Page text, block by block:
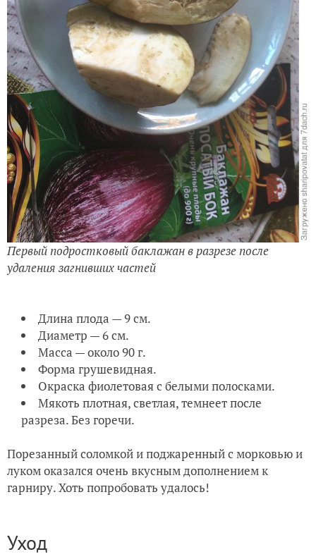
Первый подростковый баклажан в разрезе после
удаления загнивших частей
Длина плода — 9 см.
Диаметр — 6 см.
Масса — около 90 г.
Форма грушевидная.
Окраска фиолетовая с белыми полосками.
Мякоть плотная, светлая, темнеет после
разреза. Без горечи.
Порезанный соломкой и поджаренный с морковью и
луком оказался очень вкусным дополнением к
гарниру. Хоть попробовать удалось!
Уход